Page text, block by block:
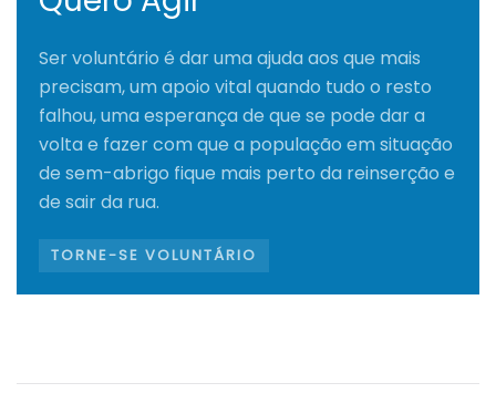
Ser voluntário é dar uma ajuda aos que mais
precisam, um apoio vital quando tudo o resto
falhou, uma esperança de que se pode dar a
volta e fazer com que a população em situação
de sem-abrigo fique mais perto da reinserção e
de sair da rua.
TORNE-SE VOLUNTÁRIO